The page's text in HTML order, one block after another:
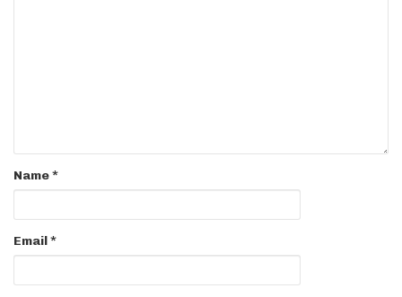
Name*
Email*